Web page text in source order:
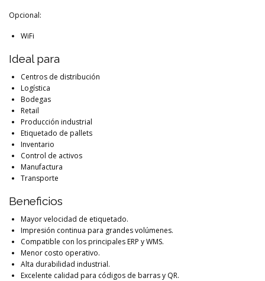
Opcional:
WiFi
Ideal para
Centros de distribución
Logística
Bodegas
Retail
Producción industrial
Etiquetado de pallets
Inventario
Control de activos
Manufactura
Transporte
Beneficios
Mayor velocidad de etiquetado.
Impresión continua para grandes volúmenes.
Compatible con los principales ERP y WMS.
Menor costo operativo.
Alta durabilidad industrial.
Excelente calidad para códigos de barras y QR.